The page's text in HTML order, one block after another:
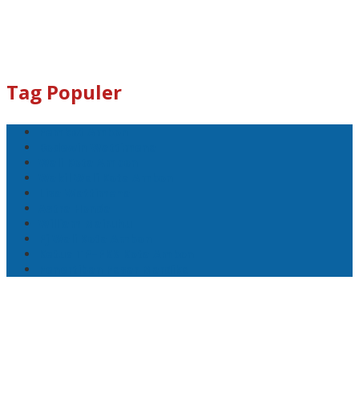
Tag Populer